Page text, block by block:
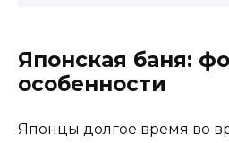
Японская баня:
особенности
Японцы долгое время во